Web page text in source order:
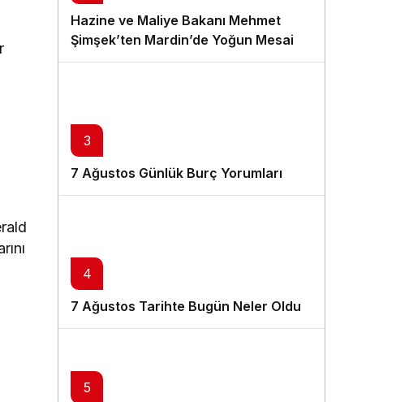
Hazine ve Maliye Bakanı Mehmet
Şimşek’ten Mardin’de Yoğun Mesai
3
7 Ağustos Günlük Burç Yorumları
4
7 Ağustos Tarihte Bugün Neler Oldu
5